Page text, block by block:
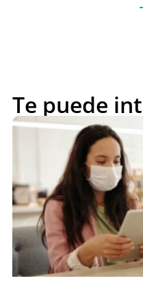
Te puede